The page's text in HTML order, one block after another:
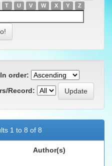
T U V W X Y Z
In order:
Record:
1 to 8 of 8
Author(s)